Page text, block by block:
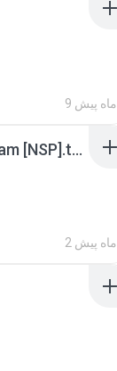
9 ماه پیش
Tomodachi Life Living the Dream [NSP].torrent
2 ماه پیش